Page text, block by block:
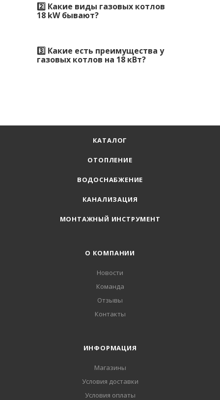
2️⃣ Какие виды газовых котлов
18 kW бывают?
3️⃣ Какие есть преимущества у
газовых котлов на 18 кВт?
КАТАЛОГ
ОТОПЛЕНИЕ
ВОДОСНАБЖЕНИЕ
КАНАЛИЗАЦИЯ
МОНТАЖНЫЙ ИНСТРУМЕНТ
О КОМПАНИИ
Новости
Команда
Отзывы
Контакты
ИНФОРМАЦИЯ
Магазины
Условия доставки
Условия оплаты